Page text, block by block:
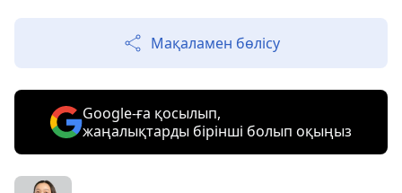
Мақаламен бөлісу
Google-ға қосылып,
жаңалықтарды бірінші болып оқыңыз